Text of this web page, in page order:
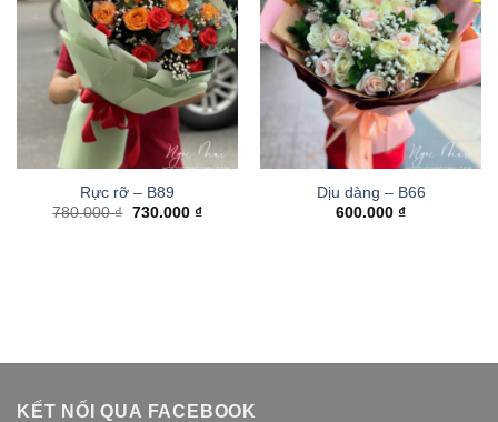
Rực rỡ – B89
780.000₫ Giá
730.000 ₫Giá
Dịu dàng – B66
600.000 ₫
KẾT NỐI QUA FACEBOOK